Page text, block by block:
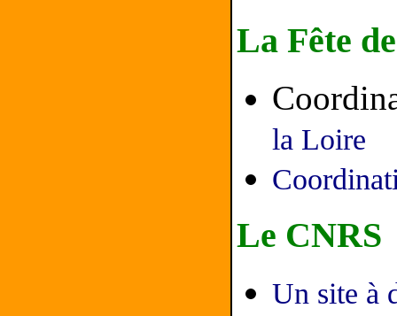
La Fête
la Loire
Le CNRS
Un site à